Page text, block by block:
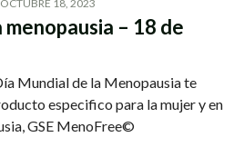
OCTUBRE 18, 2023
– 18 de
Mundial de la Menopausia te
especifico para la mujer y en
GSE MenoFree©